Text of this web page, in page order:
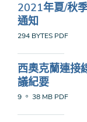
2021年夏/秋
通知
294 BYTES PDF
西奧克蘭連接
議紀要
9 。 38 MB PDF